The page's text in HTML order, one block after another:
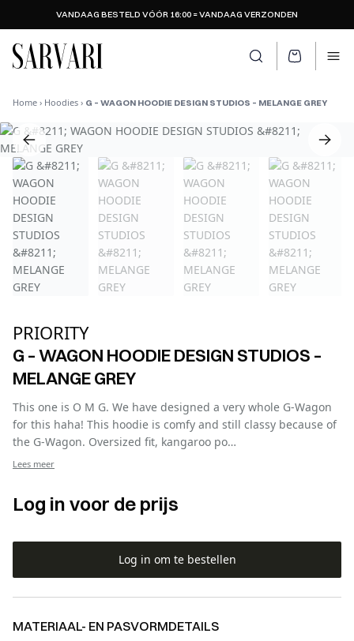
VANDAAG BESTELD VÓÓR 16:00 = VANDAAG VERZONDEN
SARVARI LOGO Zoeken openen
Home › Hoodies › G – WAGON HOODIE DESIGN STUDIOS – MELANGE GREY
PRIORITY
G – WAGON HOODIE DESIGN STUDIOS –
MELANGE GREY
This one is O M G. We have designed a very whole G-Wagon
for this haha! This hoodie is comfy and still classy because of
the G-Wagon. Oversized fit, kangaroo po…
Lees meer
Log in voor de prijs
Log in om te bestellen
MATERIAAL- EN PASVORMDETAILS